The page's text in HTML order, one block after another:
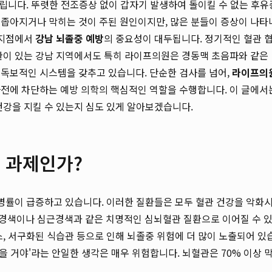
다. 뚜렷한 전조증상 없이 갑자기 발생하여 돌이킬 수 없는 후유
아지거나 막히는 것이 주된 원인이지만, 많은 분들이 증상이 나타
점에서 강남 뇌졸중 예방의 중요성이 대두됩니다. 정기적인 혈관 협
있는 강남 지역에서도 특히 라이프의원은 경동맥 초음파와 같은
보적인 시스템을 갖추고 있습니다. 단순한 검사를 넘어, 라이프의
에 차단하는 예방 의학의 핵심적인 역할을 수행합니다. 이 글에서
을 지킬 수 있는지 심도 있게 알아보겠습니다.
제인가?
이 급증하고 있습니다. 이러한 질환들은 모두 혈관 건강을 악화시
이나 심근경색과 같은 치명적인 심뇌혈관 질환으로 이어질 수 있
구화된 식습관 등으로 인해 뇌졸중 위험에 더 많이 노출되어 있
거야'라는 안일한 생각은 매우 위험합니다. 뇌혈관은 70% 이상